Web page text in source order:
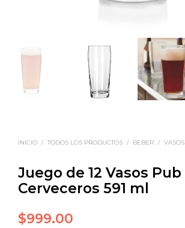
INICIO / TODOS LOS PRODUCTOS / BEBER / VASOS
Juego de 12 Vasos Pub
Cerveceros 591 ml
$999.00